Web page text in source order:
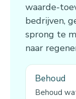
waarde-
bedrijven,
sprong te
naar
Behoud
Behoud